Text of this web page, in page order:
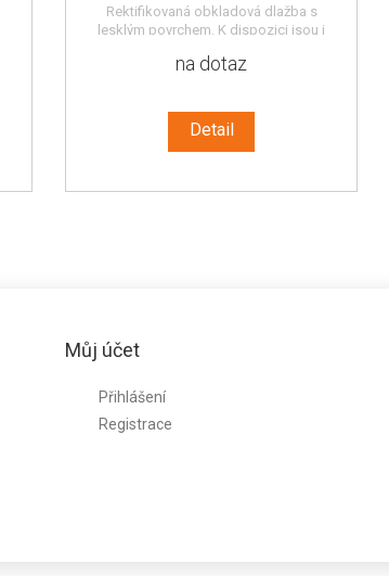
Rektifikovaná obkladová dlažba s
lesklým povrchem. K dispozici jsou i
katalog).
na dotaz
Detail
Můj účet
Přihlášení
Registrace